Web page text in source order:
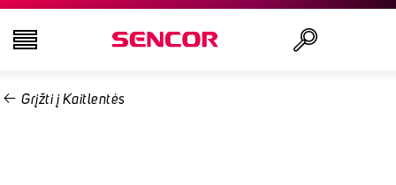
TELEVIZORIAI
Grįžti į Kaitlentės